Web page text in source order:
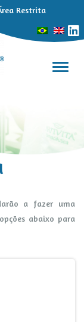
Restrita
a fazer uma
abaixo para